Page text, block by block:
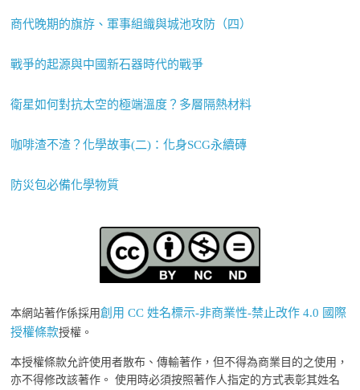
商代晚期的旗斿、軍事組織與城池攻防（四）
戰爭的起源與中國新石器時代的戰爭
衛星如何對抗太空的極端溫度？多層隔熱材料
咖啡渣不渣？化學故事(二)：化身SCG永續磚
防災包必備化學物質
本網站著作係採用創用 CC 姓名標示-非商業性-禁止改作 4.0 國際
授權條款授權。
本授權條款允許使用者散布、傳輸著作，但不得為商業目的之使用，
亦不得修改該著作。 使用時必須按照著作人指定的方式表彰其姓名